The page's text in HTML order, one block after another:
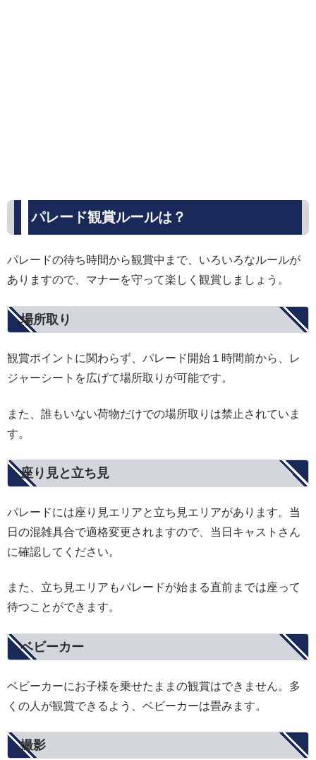
パレード観賞ルールは？
パレードの待ち時間から観賞中まで、いろいろなルールが
ありますので、マナーを守って楽しく観賞しましょう。
場所取り
観賞ポイントに関わらず、パレード開始１時間前から、レ
ジャーシートを広げて場所取りが可能です。
また、誰もいない荷物だけでの場所取りは禁止されていま
す。
座り見と立ち見
パレードには座り見エリアと立ち見エリアがあります。当
日の混雑具合で適格変更されますので、当日キャストさん
に確認してください。
また、立ち見エリアもパレードが始まる直前までは座って
待つことができます。
ベビーカー
ベビーカーにお子様を乗せたままの観賞はできません。多
くの人が観賞できるよう、ベビーカーは畳みます。
撮影